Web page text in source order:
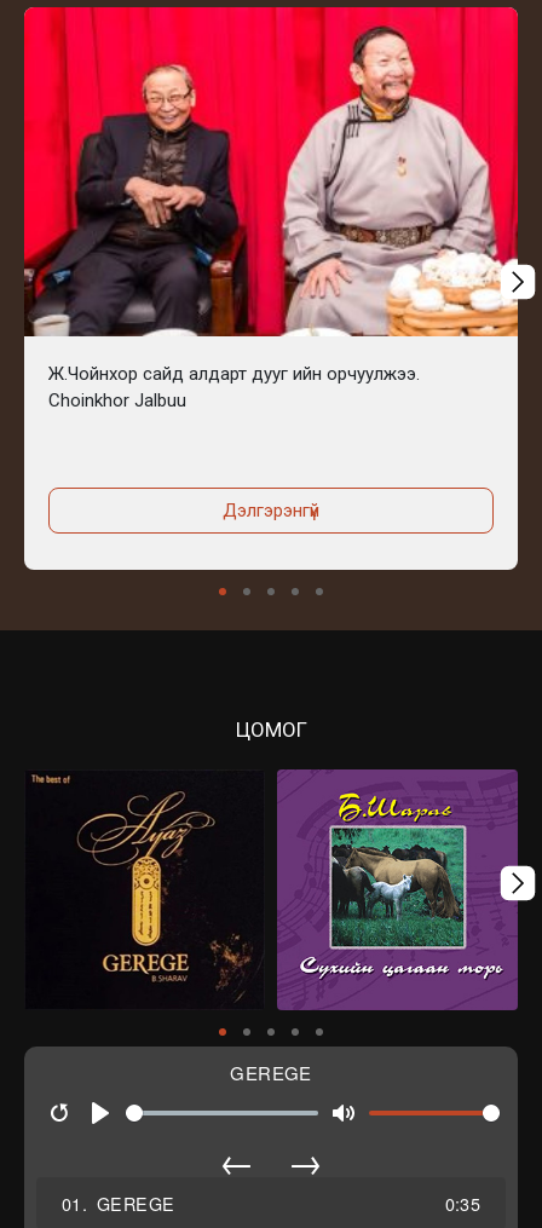
Ж.Чойнхор сайд алдарт дууг ийн орчуулжээ.
Choinkhor Jalbuu
Дэлгэрэнгүй
ЦОМОГ
GEREGE
← →
01. GEREGE 0:35